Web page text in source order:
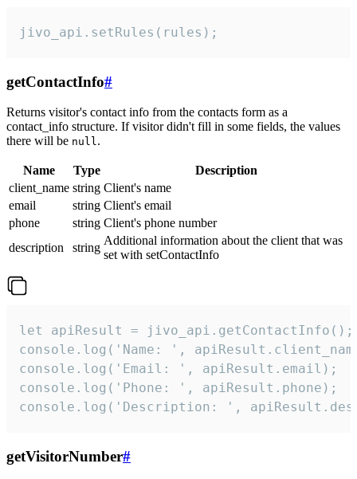
jivo_api.setRules(rules);
getContactInfo#
Returns visitor's contact info from the contacts form as a
contact_info structure. If visitor didn't fill in some fields, the values
there will be null.
Name Type
Description
client_name string Client's name
email
string Client's email
phone
string Client's phone number
description
string
Additional information about the client that was
set with setContactInfo
let apiResult = jivo_api.getContactInfo();
console.log('Name: ',
console.log('Email: ', apiResult.email);
console.log('Phone: ', apiResult.phone);
console.log('Description: ',
getVisitorNumber#